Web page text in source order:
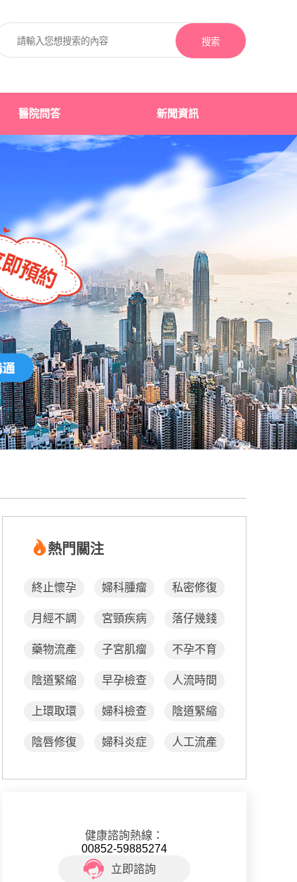
搜索
醫院問答 新聞資訊
熱門關注
終止懷孕 婦科腫瘤 私密修復
月經不調 宮頸疾病 落仔幾錢
藥物流產 子宮肌瘤 不孕不育
陰道緊縮 早孕檢查 人流時間
上環取環 婦科檢查 陰道緊縮
陰唇修復 婦科炎症 人工流產
健康諮詢熱線：
00852-59885274
立即諮詢